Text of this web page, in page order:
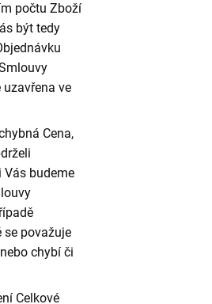
počtu Zboží
být tedy
ve
Cena,
Vás budeme
se považuje
chybí či
Celkové